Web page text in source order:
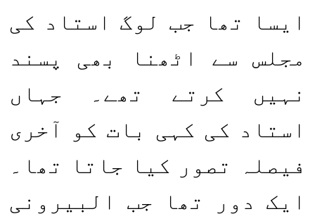
ایسا تھا جب لوگ استاد کی
مجلس سے اٹھنا بھی پسند
نہیں کرتے تھے۔ جہاں
استاد کی کہی بات کو آخری
فیصلہ تصور کیا جاتا تھا۔
ایک دور تھا جب البیرونی